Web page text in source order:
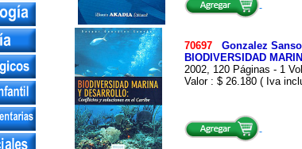
70697 Gonzalez
BIODIVERSIDAD
2002, 120 Páginas - 1
Valor : $ 26.180 ( Iva